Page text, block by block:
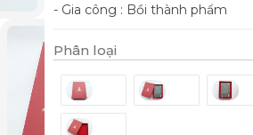
- Gia công : Bồi thành phẩm
Phân loại